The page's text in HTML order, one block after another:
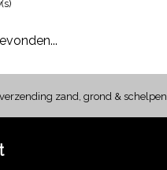
zand, grond & schelpen